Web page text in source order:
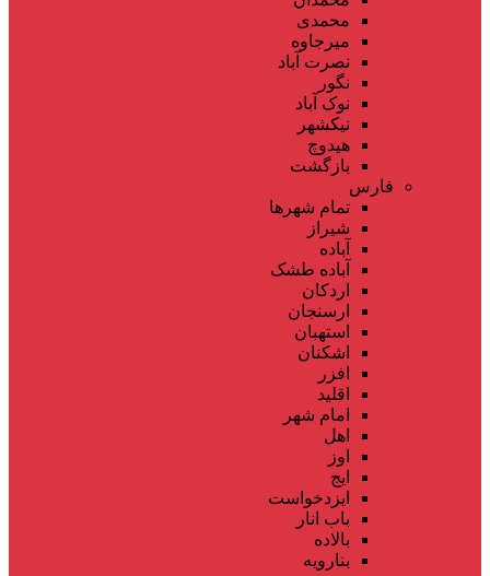
محمدی
میرجاوه
نصرت آباد
نگور
نوک آباد
نیکشهر
هیدوچ
بازگشت
فارس
تمام شهر‌ها
شیراز
آباده
آباده طشک
اردکان
ارسنجان
استهبان
اشکنان
افزر
اقلید
امام شهر
اهل
اوز
ایج
ایزدخواست
باب انار
بالاده
بنارویه